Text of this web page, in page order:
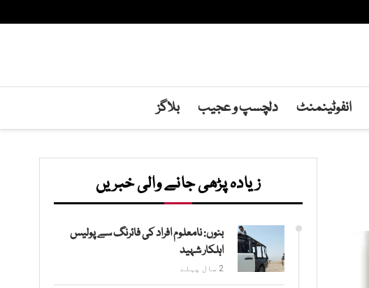
انفوٹینمنٹ دلچسپ و عجیب بلاگز
زیادہ پڑھی جانے والی خبریں
بنوں: نامعلوم افراد کی فائرنگ سے پولیس
اہلکار شہید
2 سال پہلے